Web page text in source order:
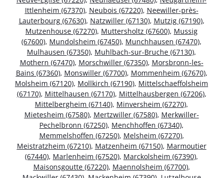
Ittlenheim (67370), Neubois (67220), Neewiller-près-
Lauterbourg (67630), Natzwiller (67130), Mutzig (67190),
Mutzenhouse (67270), Muttersholtz (67600), Mussig
(67600), Mundolsheim (67450), Munchhausen (67470),
Mulhausen (67350), Muhlbach-sur-Bruche (67130),
Mothern (67470), Morschwiller (67350), Morsbronn-les-
Bains (67360), Monswiller (67700), Mommenheim (67670),
Molsheim (67120), Mollkirch (67190), Mittelschaeffolsheim
(67170), Mittelhausen (67170), Mittelhausbergen (67206),
Mittelbergheim (67140), Minversheim (67270),
Mietesheim (67580), Mertzwiller (67580), Merkwiller-
Pechelbronn (67250), Menchhoffen (67340),
Memmelshoffen (67250), Melsheim (67270),
Meistratzheim (67210), Matzenheim (67150), Marmoutier
(67440), Marlenheim (67520), Marckolsheim (67390),
Maisonsgoutte (67220), Maennolsheim (67700),